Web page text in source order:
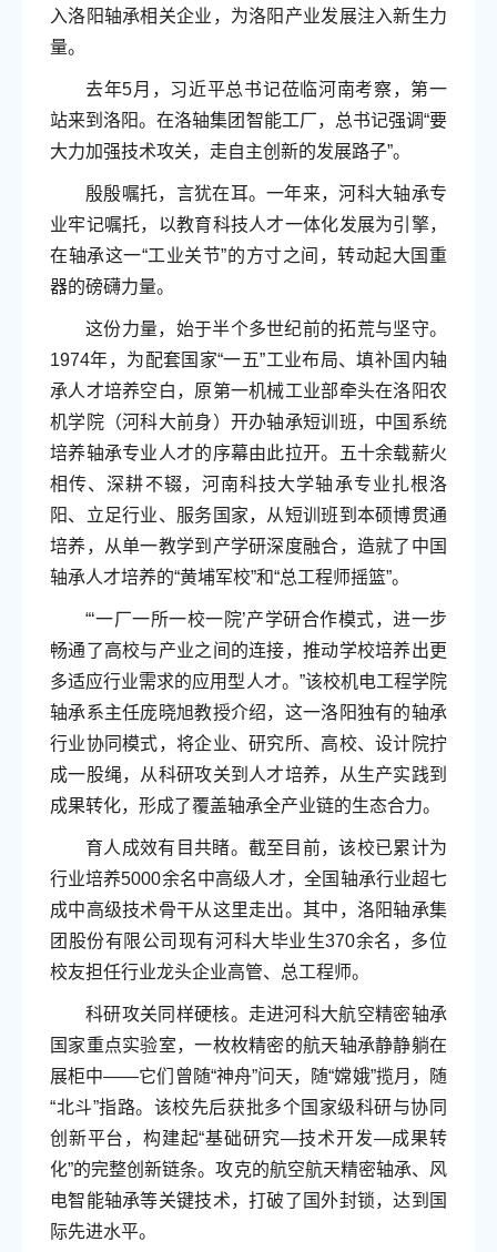
入洛阳轴承相关企业，为洛阳产业发展注入新生力
量。
去年5月，习近平总书记莅临河南考察，第一
站来到洛阳。在洛轴集团智能工厂，总书记强调“要
大力加强技术攻关，走自主创新的发展路子”。
殷殷嘱托，言犹在耳。一年来，河科大轴承专
业牢记嘱托，以教育科技人才一体化发展为引擎，
在轴承这一“工业关节”的方寸之间，转动起大国重
器的磅礴力量。
这份力量，始于半个多世纪前的拓荒与坚守。
1974年，为配套国家“一五”工业布局、填补国内轴
承人才培养空白，原第一机械工业部牵头在洛阳农
机学院（河科大前身）开办轴承短训班，中国系统
培养轴承专业人才的序幕由此拉开。五十余载薪火
相传、深耕不辍，河南科技大学轴承专业扎根洛
阳、立足行业、服务国家，从短训班到本硕博贯通
培养，从单一教学到产学研深度融合，造就了中国
轴承人才培养的“黄埔军校”和“总工程师摇篮”。
“‘一厂一所一校一院’产学研合作模式，进一步
畅通了高校与产业之间的连接，推动学校培养出更
多适应行业需求的应用型人才。”该校机电工程学院
轴承系主任庞晓旭教授介绍，这一洛阳独有的轴承
行业协同模式，将企业、研究所、高校、设计院拧
成一股绳，从科研攻关到人才培养，从生产实践到
成果转化，形成了覆盖轴承全产业链的生态合力。
育人成效有目共睹。截至目前，该校已累计为
行业培养5000余名中高级人才，全国轴承行业超七
成中高级技术骨干从这里走出。其中，洛阳轴承集
团股份有限公司现有河科大毕业生370余名，多位
校友担任行业龙头企业高管、总工程师。
科研攻关同样硬核。走进河科大航空精密轴承
国家重点实验室，一枚枚精密的航天轴承静静躺在
展柜中——它们曾随“神舟”问天，随“嫦娥”揽月，随
“北斗”指路。该校先后获批多个国家级科研与协同
创新平台，构建起“基础研究—技术开发—成果转
化”的完整创新链条。攻克的航空航天精密轴承、风
电智能轴承等关键技术，打破了国外封锁，达到国
际先进水平。